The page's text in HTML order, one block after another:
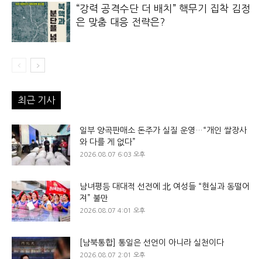
“강력 공격수단 더 배치” 핵무기 집착 김정
은 맞춤 대응 전략은?
최근 기사
일부 양곡판매소 돈주가 실질 운영…“개인 쌀장사
와 다를 게 없다”
2026.08.07 6:03 오후
남녀평등 대대적 선전에 北 여성들 “현실과 동떨어
져” 불만
2026.08.07 4:01 오후
[남북통합] 통일은 선언이 아니라 실천이다
2026.08.07 2:01 오후